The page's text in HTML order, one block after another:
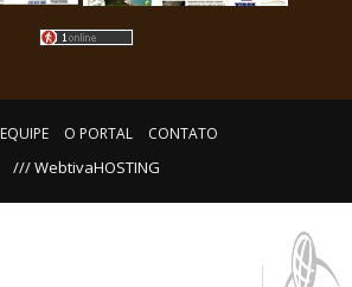
EQUIPE O PORTAL CONTATO
/// WebtivaHOSTING